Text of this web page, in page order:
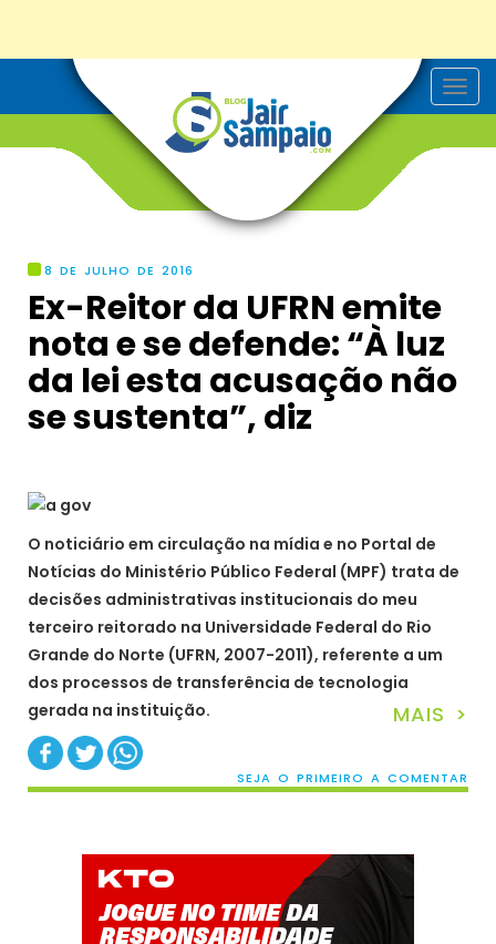
T
o
8 DE JULHO DE 2016
Ex-Reitor da UFRN emite
nota e se defende: “À luz
da lei esta acusação não
se sustenta”, diz
O noticiário em circulação na mídia e no Portal de
Notícias do Ministério Público Federal (MPF) trata de
decisões administrativas institucionais do meu
terceiro reitorado na Universidade Federal do Rio
Grande do Norte (UFRN, 2007-2011), referente a um
dos processos de transferência de tecnologia
gerada na instituição.
MAIS >
SEJA O PRIMEIRO A COMENTAR